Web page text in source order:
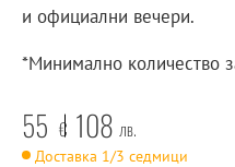
и официални вечери.
*Минимално количество
55 € 108 лв.
Доставка 1/3 седмици